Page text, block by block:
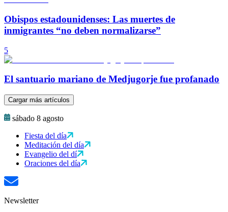
Obispos estadounidenses: Las muertes de
inmigrantes “no deben normalizarse”
5
El santuario mariano de Medjugorje fue profanado
Cargar más artículos
sábado 8 agosto
Fiesta del día
Meditación del día
Evangelio del dí
Oraciones del día
Newsletter